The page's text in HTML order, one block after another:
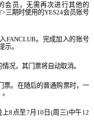
会员，无需再次进行其他的
三期时使用的YES24会员账号
FANCLUB。完成加入的账号
示。
况，其门票将自动取消。
票。在随后的普通购票时，一
上8 点至7 月 10 日 (周三)中午12